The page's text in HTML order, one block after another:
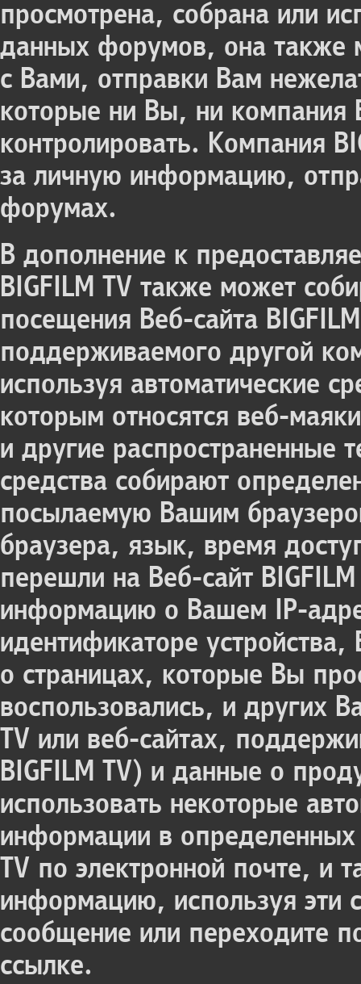
просмотрена, собрана или
данных форумов, она также
с Вами, отправки Вам
которые ни Вы, ни компания
контролировать. Компания
за личную информацию,
форумах.
В дополнение к
BIGFILM TV также может
посещения Веб-сайта
поддерживаемого другой
используя автоматические
которым относятся веб-
и другие распространенные
средства собирают
посылаемую Вашим
браузера, язык, время
перешли на Веб-сайт
информацию о Вашем IP-
идентификаторе
о страницах, которые Вы
воспользовались, и других
TV или веб-сайтах,
BIGFILM TV) и данные о
использовать некоторые
информации в
TV по электронной почте, и
информацию, используя эти
сообщение или переходите
ссылке.